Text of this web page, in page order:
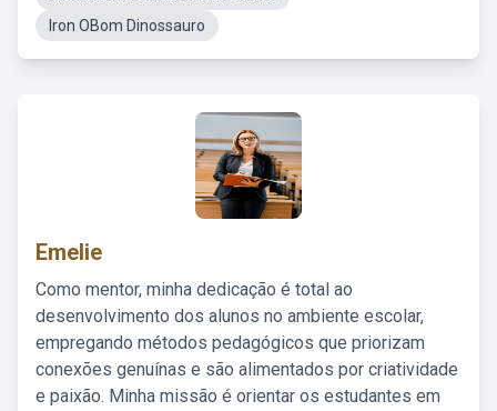
Iron OBom Dinossauro
Emelie
Como mentor, minha dedicação é total ao
desenvolvimento dos alunos no ambiente escolar,
empregando métodos pedagógicos que priorizam
conexões genuínas e são alimentados por criatividade
e paixão. Minha missão é orientar os estudantes em